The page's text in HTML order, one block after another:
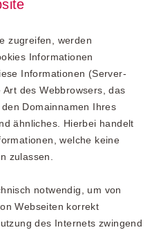
zugreifen, werden
Informationen
Informationen (Server-
des Webbrowsers, das
Domainnamen Ihres
ähnliches. Hierbei handelt
welche keine
zulassen.
notwendig, um von
Webseiten korrekt
des Internets zwingend